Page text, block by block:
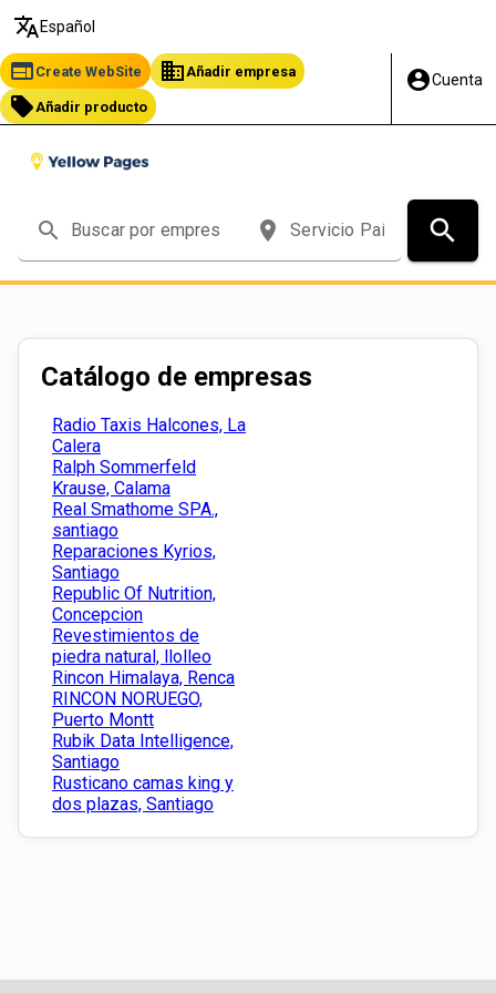
translate Español
web Create WebSite business Añadir empresa
local_offer Añadir producto
account_circleCuenta
search place search
Catálogo de empresas
Radio Taxis Halcones, La
Calera
Ralph Sommerfeld
Krause, Calama
Real Smathome SPA.,
santiago
Reparaciones Kyrios,
Santiago
Republic Of Nutrition,
Concepcion
Revestimientos de
piedra natural, llolleo
Rincon Himalaya, Renca
RINCON NORUEGO,
Puerto Montt
Rubik Data Intelligence,
Santiago
Rusticano camas king y
dos plazas, Santiago